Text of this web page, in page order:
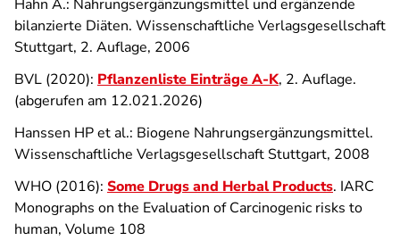
Hahn A.: Nahrungsergänzungsmittel und ergänzende
bilanzierte Diäten. Wissenschaftliche Verlagsgesellschaft
Stuttgart, 2. Auflage, 2006
BVL (2020): Pflanzenliste Einträge A-K, 2. Auflage.
(abgerufen am 12.021.2026)
Hanssen HP et al.: Biogene Nahrungsergänzungsmittel.
Wissenschaftliche Verlagsgesellschaft Stuttgart, 2008
WHO (2016): Some Drugs and Herbal Products. IARC
Monographs on the Evaluation of Carcinogenic risks to
human, Volume 108